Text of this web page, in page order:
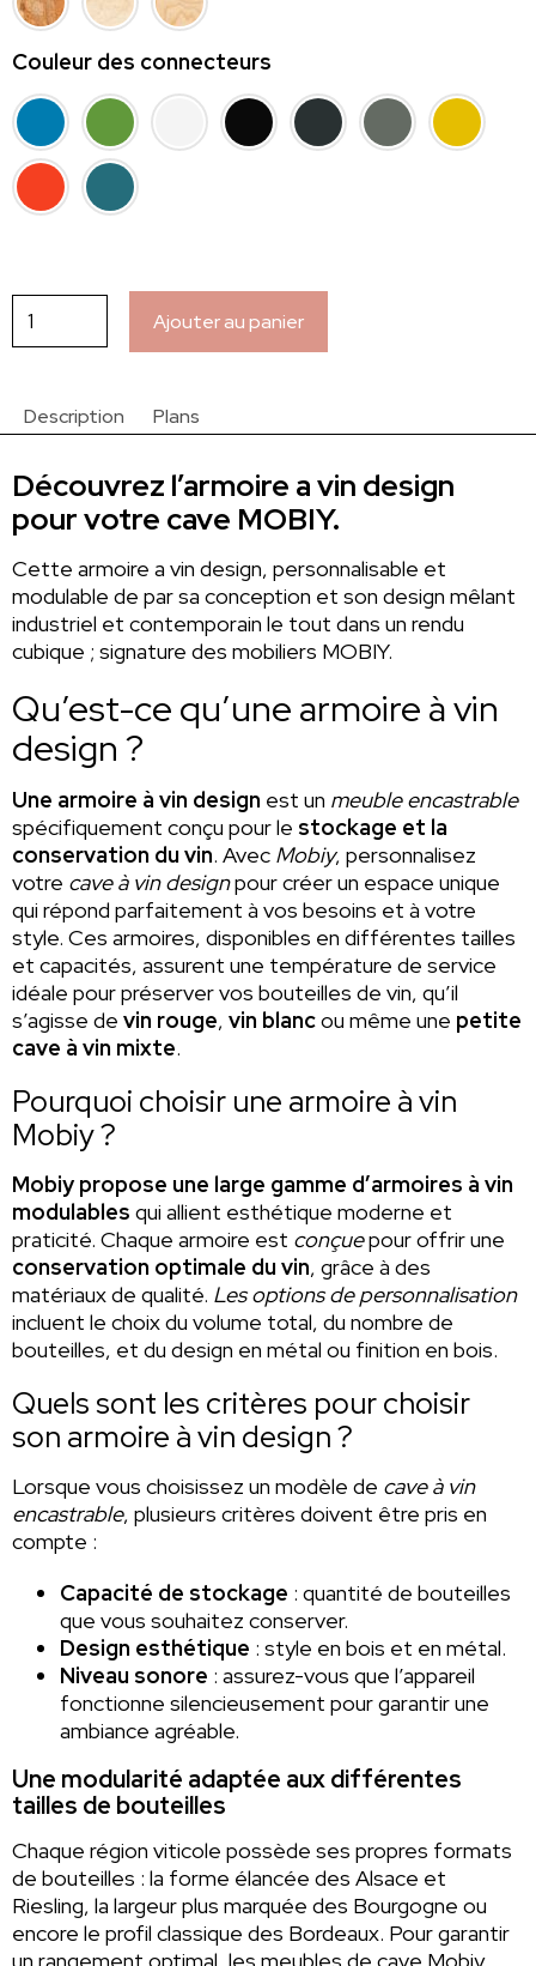
Couleur des connecteurs
quantité
de
vin
Ajouter au panier
Description Plans
Découvrez l’armoire a vin design
pour votre cave MOBIY.
Cette armoire a vin design, personnalisable et
modulable de par sa conception et son design mêlant
industriel et contemporain le tout dans un rendu
cubique ; signature des mobiliers MOBIY.
Qu’est-ce qu’une armoire à vin
design ?
Une armoire à vin design est un meuble encastrable
spécifiquement conçu pour le stockage et la
conservation du vin. Avec Mobiy, personnalisez
votre cave à vin designpour créer un espace unique
qui répond parfaitement à vos besoins et à votre
style. Ces armoires, disponibles en différentes tailles
et capacités, assurent une température de service
idéale pour préserver vos bouteilles de vin, qu’il
s’agisse de vin rouge, vin blancou même une petite
cave à vin mixte.
Pourquoi choisir une armoire à vin
Mobiy ?
Mobiy propose une large gamme d’armoires à vin
modulables qui allient esthétique moderne et
praticité. Chaque armoire est conçuepour offrir une
conservation optimale du vin, grâce à des
matériaux de qualité. Les options de personnalisation
incluent le choix du volume total, du nombre de
bouteilles, et du design en métal ou finition en bois.
Quels sont les critères pour choisir
son armoire à vin design ?
Lorsque vous choisissez un modèle de cave à vin
encastrable, plusieurs critères doivent être pris en
compte :
Capacité de stockage : quantité de bouteilles
que vous souhaitez conserver.
Design esthétique : style en bois et en métal.
Niveau sonore : assurez-vous que l’appareil
fonctionne silencieusement pour garantir une
ambiance agréable.
Une modularité adaptée aux différentes
tailles de bouteilles
Chaque région viticole possède ses propres formats
de bouteilles : la forme élancée des Alsace et
Riesling, la largeur plus marquée des Bourgogne ou
encore le profil classique des Bordeaux. Pour garantir
un rangement optimal, les meubles de cave Mobiy